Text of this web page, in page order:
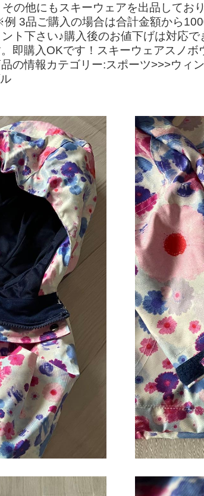
の他にもスキーウェアを出品して
3品ご購入の場合は合計金額から
下さい♪購入後のお値下げは対応で
即購入OKです！スキーウェアスノ
の情報カテゴリー:スポーツ>>>ウィ